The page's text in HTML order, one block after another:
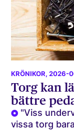
KRÖNIKOR, 2026-
Torg kan
bättre
"Viss
vissa torg